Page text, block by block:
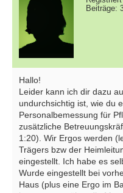
Beiträge:
Hallo!
Leider kann ich dir dazu
undurchsichtig ist, wie du
Personalbemessung für
zusätzliche
1:20). Wir Ergos werden
Trägers bzw der
eingestellt. Ich habe es
Wurde eingestellt bei
Haus (plus eine Ergo im